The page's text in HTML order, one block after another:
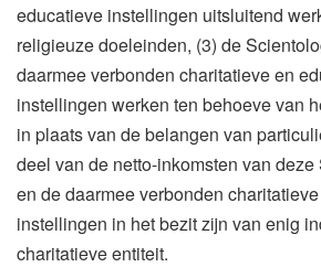
educatieve instellingen uitsluitend
religieuze doeleinden, (3) de
daarmee verbonden charitatieve en
instellingen werken ten behoeve van
in plaats van de belangen van
deel van de netto-inkomsten van
en de daarmee verbonden
instellingen in het bezit zijn van enig
charitatieve entiteit.